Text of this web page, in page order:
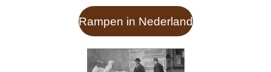
Rampen in Nederland